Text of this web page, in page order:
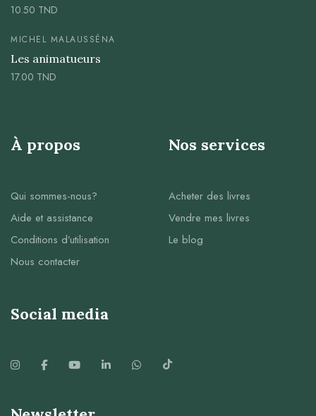
10.50 TND
MICHEL MALAUSSÉNA
Les animatueurs
17.00 TND
À propos
Qui sommes-nous?
Aide et assistance
Conditions d’utilisation
Nous contacter
Nos services
Acheter des livres
Vendre mes livres
Le blog
Social media